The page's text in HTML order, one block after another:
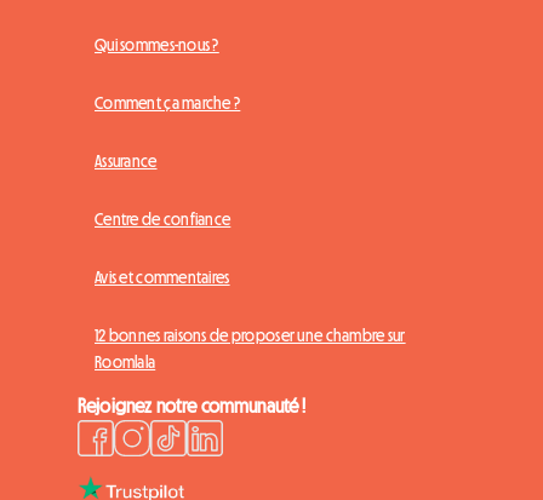
Qui sommes-nous ?
Comment ça marche ?
Assurance
Centre de confiance
Avis et commentaires
12 bonnes raisons de proposer une chambre sur
Roomlala
Rejoignez notre communauté !